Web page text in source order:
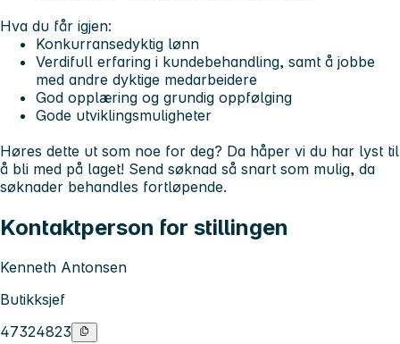
Hva du får igjen:
Konkurransedyktig lønn
Verdifull erfaring i kundebehandling, samt å jobbe
med andre dyktige medarbeidere
God opplæring og grundig oppfølging
Gode utviklingsmuligheter
Høres dette ut som noe for deg? Da håper vi du har lyst til
å bli med på laget! Send søknad så snart som mulig, da
søknader behandles fortløpende.
Kontaktperson for stillingen
Kenneth Antonsen
Butikksjef
47324823